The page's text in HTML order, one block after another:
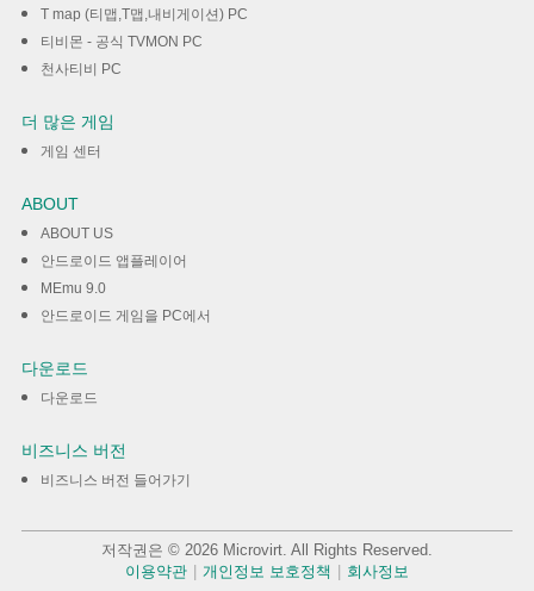
T map (티맵,T맵,내비게이션) PC
티비몬 - 공식 TVMON PC
천사티비 PC
더 많은 게임
게임 센터
ABOUT
ABOUT US
안드로이드 앱플레이어
MEmu 9.0
안드로이드 게임을 PC에서
다운로드
다운로드
비즈니스 버전
비즈니스 버전 들어가기
저작권은 © 2026 Microvirt. All Rights Reserved.
이용약관
개인정보 보호정책 회사정보